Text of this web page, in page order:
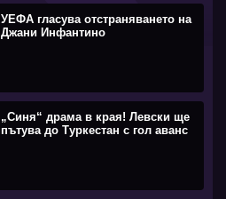
УЕФА гласува отстраняването на
Джани Инфантино
„Синя“ драма в края! Левски ще
пътува до Туркестан с гол аванс